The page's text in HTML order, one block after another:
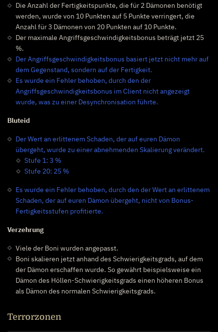
Die Anzahl der Fertigkeitspunkte, die für 2 Dämonen benötigt
werden, wurde von 10 Punkten auf 5 Punkte verringert, die
Anzahl für 3 Dämonen von 20 Punkten auf 10 Punkte.
Der maximale Angriffsgeschwindigkeitsbonus beträgt jetzt 25
%.
Der Angriffsgeschwindigkeitsbonus basiert jetzt nicht mehr auf
dem Gegenstand, sondern auf der Fertigkeit.
Es wurde ein Fehler behoben, durch den der
Angriffsgeschwindigkeitsbonus im Client nicht angezeigt
wurde, was zu einer Desynchronisation führte.
Bluteid
Der Wert an erlittenem Schaden, der auf euren Dämon
übergeht, wurde zu einer abnehmenden Skalierung verändert.
Stufe 1: 3 %
Stufe 20: 25 %
Es wurde ein Fehler behoben, durch den der Wert an erlittenem
Schaden, der auf euren Dämon übergeht, nicht von Bonus-
Fertigkeitsstufen profitierte.
Verzehrung
Viele der Boni wurden angepasst.
Boni skalieren jetzt anhand des Schwierigkeitsgrads, auf dem
der Dämon erschaffen wurde. So gewährt beispielsweise ein
Dämon des Höllen-Schwierigkeitsgrads einen höheren Bonus
als Dämon des normalen Schwierigkeitsgrads.
Terrorzonen